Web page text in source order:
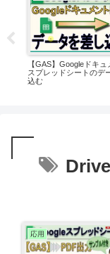
【GAS】Googleドキ
スプレッドシートのデ
込む
応用